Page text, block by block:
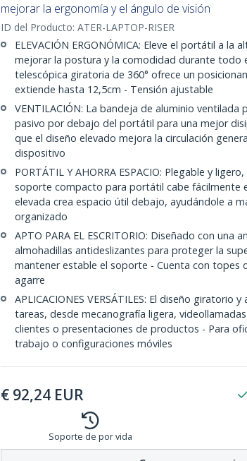
mejorar la ergonomía y el ángulo de visión
ID del Producto: ATER-LAPTOP-RISER
ELEVACIÓN ERGONÓMICA: Eleve el portátil a la
mejorar la postura y la comodidad durante todo
telescópica giratoria de 360° ofrece un
extiende hasta 12,5cm - Tensión ajustable
VENTILACIÓN: La bandeja de aluminio ventilada
pasivo por debajo del portátil para una mejor
que el diseño elevado mejora la circulación
dispositivo
PORTÁTIL Y AHORRA ESPACIO: Plegable y
soporte compacto para portátil cabe fácilmente
elevada crea espacio útil debajo, ayudándole a
organizado
APTO PARA EL ESCRITORIO: Diseñado con una
almohadillas antideslizantes para proteger la
mantener estable el soporte - Cuenta con topes
agarre
APLICACIONES VERSÁTILES: El diseño giratorio
tareas, desde mecanografía ligera,
clientes o presentaciones de productos - Para
trabajo o configuraciones móviles
€ 92,24 EUR
Soporte de por vida